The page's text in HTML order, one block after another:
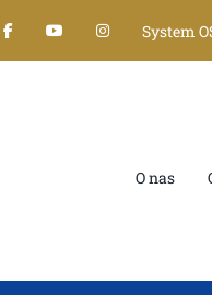
System
O nas